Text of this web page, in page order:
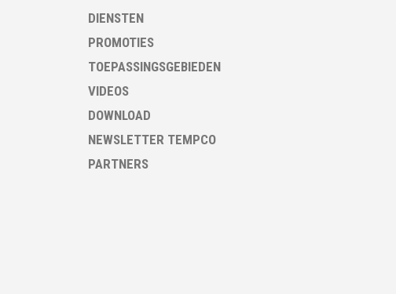
DIENSTEN
PROMOTIES
TOEPASSINGSGEBIEDEN
VIDEOS
DOWNLOAD
NEWSLETTER TEMPCO
PARTNERS